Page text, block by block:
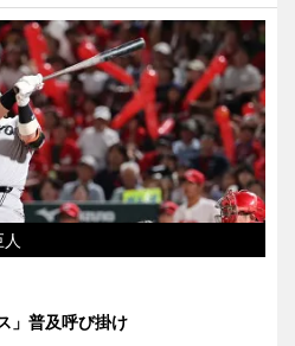
」普及呼び掛け